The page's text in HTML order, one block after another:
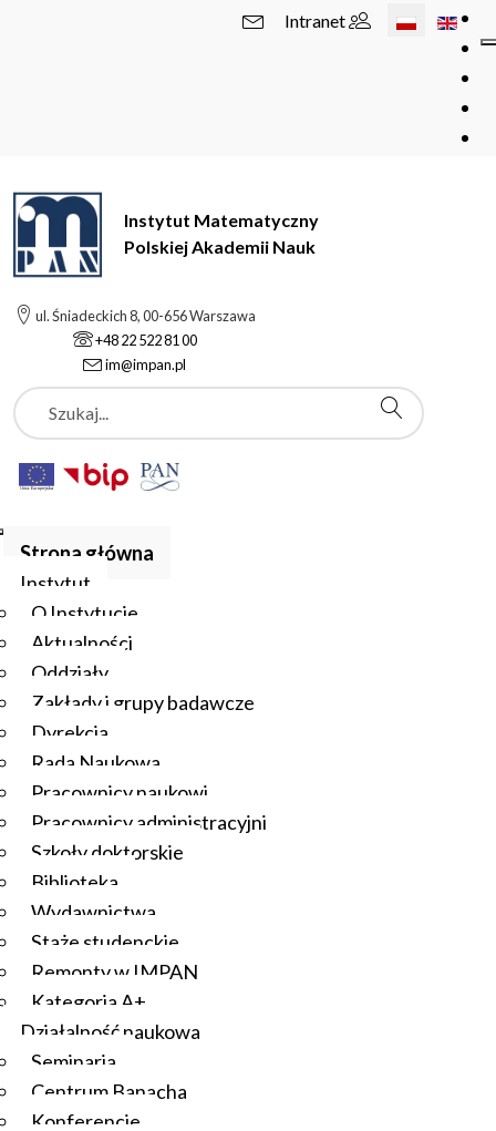
Wybierz swój
Intranet
Instytut Matematyczny
Polskiej Akademii Nauk
ul. Śniadeckich 8, 00-656 Warszawa
+48 22 522 81 00
im@impan.pl
Szukaj
Strona główna
Instytut
O Instytucie
Aktualności
Oddziały
Zakłady i grupy badawcze
Dyrekcja
Rada Naukowa
Pracownicy naukowi
Pracownicy administracyjni
Szkoły doktorskie
Biblioteka
Wydawnictwa
Staże studenckie
Remonty w IMPAN
Kategoria A+
Działalność naukowa
Seminaria
Centrum Banacha
Konferencje